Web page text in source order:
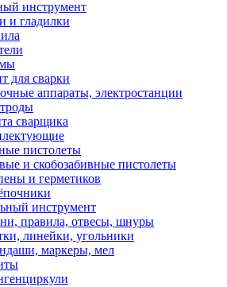
инструмент
и гладилки
для сварки
аппараты, электростанции
сварщика
пистолеты
и скобозабивные пистолеты
и герметиков
инструмент
правила, отвесы, шнуры
линейки, угольники
маркеры, мел